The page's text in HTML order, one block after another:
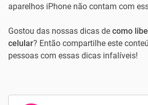
aparelhos iPhone não contam com
Gostou das nossas dicas de como
celular? Então compartilhe este
pessoas com essas dicas infalíveis!